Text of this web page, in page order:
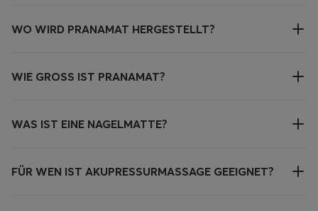
WO WIRD PRANAMAT HERGESTELLT?
WIE GROSS IST PRANAMAT?
WAS IST EINE NAGELMATTE?
FÜR WEN IST AKUPRESSURMASSAGE GEEIGNET?